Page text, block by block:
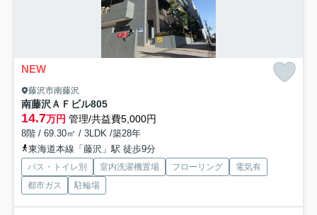
NEW
藤沢市南藤沢
南藤沢ＡＦビル805
14.7万円 管理/共益費5,000円
8階 / 69.30㎡ / 3LDK /築28年
東海道本線「藤沢」駅 徒歩9分
バス・トイレ別 室内洗濯機置場 フローリング
電気有
都市ガス
駐輪場